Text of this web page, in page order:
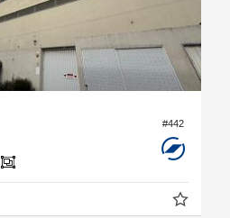
#442